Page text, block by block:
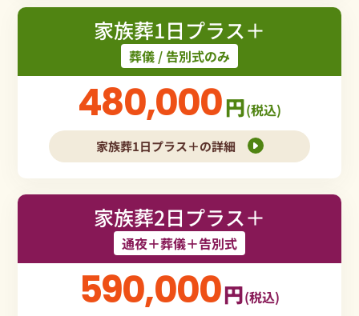
家族葬1日プラス＋
葬儀 / 告別式のみ
480,000円(税込)
家族葬1日プラス＋の詳細
家族葬2日プラス＋
通夜＋葬儀＋告別式
590,000円(税込)